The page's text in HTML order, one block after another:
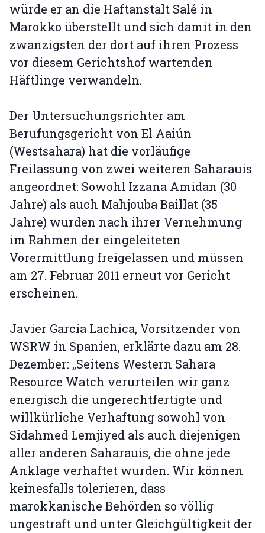
würde er an die Haftanstalt Salé in
Marokko überstellt und sich damit in den
zwanzigsten der dort auf ihren Prozess
vor diesem Gerichtshof wartenden
Häftlinge verwandeln.
Der Untersuchungsrichter am
Berufungsgericht von El Aaiún
(Westsahara) hat die vorläufige
Freilassung von zwei weiteren Saharauis
angeordnet: Sowohl Izzana Amidan (30
Jahre) als auch Mahjouba Baillat (35
Jahre) wurden nach ihrer Vernehmung
im Rahmen der eingeleiteten
Vorermittlung freigelassen und müssen
am 27. Februar 2011 erneut vor Gericht
erscheinen.
Javier García Lachica, Vorsitzender von
WSRW in Spanien, erklärte dazu am 28.
Dezember: „Seitens Western Sahara
Resource Watch verurteilen wir ganz
energisch die ungerechtfertigte und
willkürliche Verhaftung sowohl von
Sidahmed Lemjiyed als auch diejenigen
aller anderen Saharauis, die ohne jede
Anklage verhaftet wurden. Wir können
keinesfalls tolerieren, dass
marokkanische Behörden so völlig
ungestraft und unter Gleichgültigkeit der